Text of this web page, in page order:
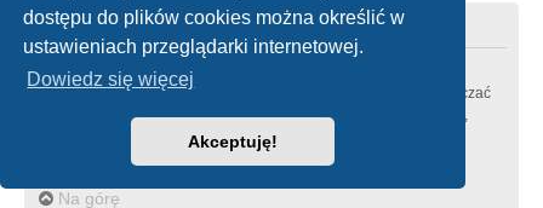
dostępu do plików cookies można określić w
ustawieniach przeglądarki internetowej.
Dowiedz się więcej
Akceptuję!
Załączniki
Jakie typy załączników są dozwolone na tej witrynie?
Każdy administrator witryny może zezwolić lub zabronić zamieszczać
pewne typy załączników. Jeśli nie masz pewności zamieszczanie,
jakich typów załączników jest zabronione, skontaktuj się z
administratorem witryny.
Na górę